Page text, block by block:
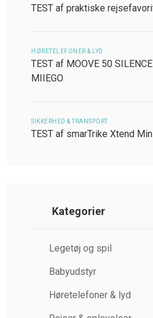
TEST af praktiske
HØRETELEFONER & LYD
TEST af MOOVE 50
MIIEGO
SIKKERHED & TRANSPORT
TEST af smarTrike Xtend
Kategorier
Legetøj og spil
Babyudstyr
Høretelefoner & lyd